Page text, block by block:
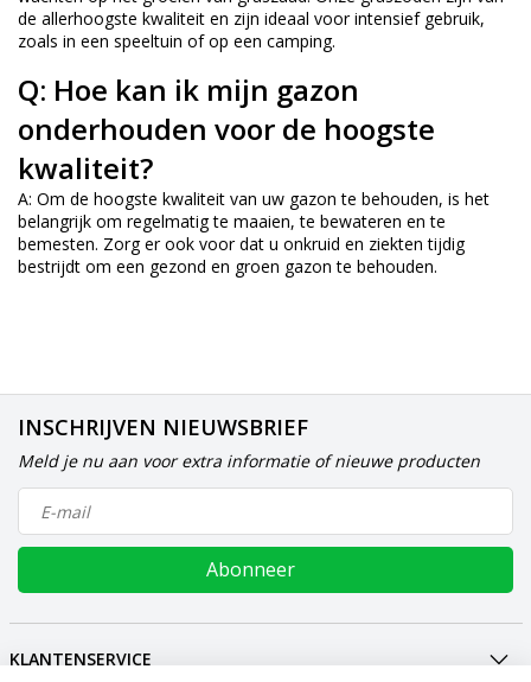
de allerhoogste kwaliteit en zijn ideaal voor intensief gebruik,
zoals in een speeltuin of op een camping.
Q: Hoe kan ik mijn gazon
onderhouden voor de hoogste
kwaliteit?
A: Om de hoogste kwaliteit van uw gazon te behouden, is het
belangrijk om regelmatig te maaien, te bewateren en te
bemesten. Zorg er ook voor dat u onkruid en ziekten tijdig
bestrijdt om een gezond en groen gazon te behouden.
INSCHRIJVEN NIEUWSBRIEF
Meld je nu aan voor extra informatie of nieuwe producten
Abonneer
KLANTENSERVICE